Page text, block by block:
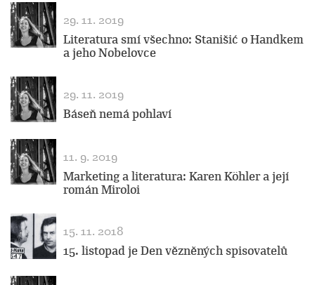
29. 11. 2019
Literatura smí všechno: Stanišić o Handkem
a jeho Nobelovce
29. 11. 2019
Báseň nemá pohlaví
11. 9. 2019
Marketing a literatura: Karen Köhler a její
román Miroloi
15. 11. 2018
15. listopad je Den vězněných spisovatelů